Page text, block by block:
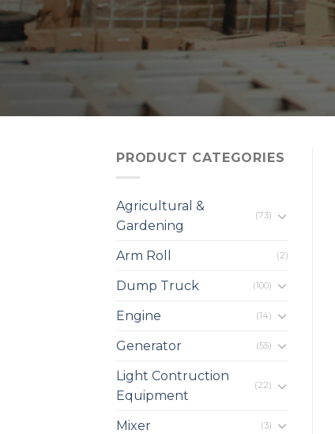
PRODUCT CATEGORIES
Agricultural &
Gardening
(73)
Arm Roll (2)
Dump Truck (100)
Engine (14)
Generator (55)
Light Contruction
Equipment
(22)
Mixer (3)